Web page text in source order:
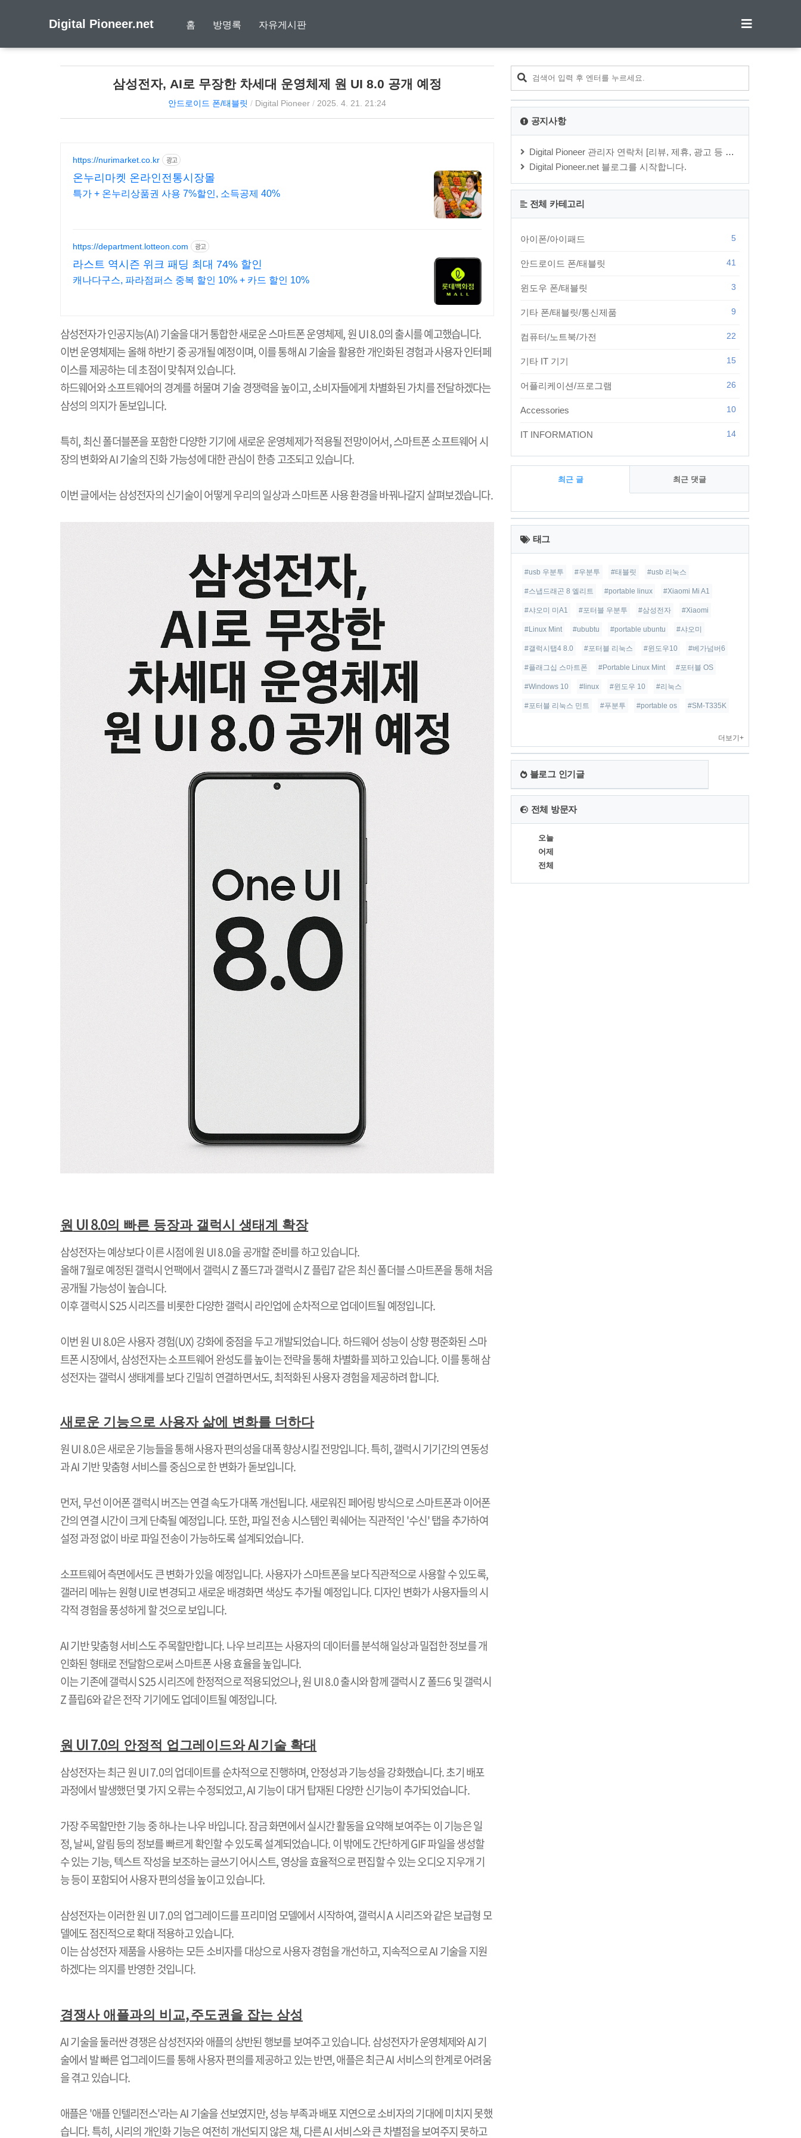
Digital Pioneer.net 홈 방명록 자유게시판
삼성전자, AI로 무장한 차세대 운영체제 원 UI 8.0 공개 예정
안드로이드 폰/태블릿 / Digital Pioneer/ 2025. 4. 21. 21:24
https://nurimarket.co.kr 광고
온누리마켓 온라인전통시장몰
특가 + 온누리상품권 사용 7%할인, 소득공제 40%
https://department.lotteon.com 광고
라스트 역시즌 위크 패딩 최대 74% 할인
캐나다구스, 파라점퍼스 중복 할인 10% + 카드 할인 10%
삼성전자가 인공지능(AI)기술을 대거 통합한 새로운 스마트폰 운영체제,원UI 8.0의 출시를 예고했습니다.
이번 운영체제는 올해 하반기 중 공개될 예정이며,이를 통해AI기술을 활용한 개인화된 경험과 사용자 인터페
이스를 제공하는 데 초점이 맞춰져 있습니다.
하드웨어와 소프트웨어의 경계를 허물며 기술 경쟁력을 높이고,소비자들에게 차별화된 가치를 전달하겠다는
삼성의 의지가 돋보입니다.
특히,최신 폴더블폰을 포함한 다양한 기기에 새로운 운영체제가 적용될 전망이어서,스마트폰 소프트웨어 시
장의 변화와AI기술의 진화 가능성에 대한 관심이 한층 고조되고 있습니다.
이번 글에서는 삼성전자의 신기술이 어떻게 우리의 일상과 스마트폰 사용 환경을 바꿔나갈지 살펴보겠습니다.
원 UI 8.0의 빠른 등장과 갤럭시 생태계 확장
삼성전자는 예상보다 이른 시점에 원 UI 8.0을 공개할 준비를 하고 있습니다.
올해7월로 예정된 갤럭시 언팩에서 갤럭시 Z폴드7과 갤럭시Z플립7같은 최신 폴더블 스마트폰을 통해 처음
공개될 가능성이 높습니다.
이후 갤럭시S25시리즈를 비롯한 다양한 갤럭시 라인업에 순차적으로 업데이트될 예정입니다.
이번 원 UI 8.0은 사용자 경험(UX)강화에 중점을 두고 개발되었습니다.하드웨어 성능이 상향 평준화된 스마
트폰 시장에서,삼성전자는 소프트웨어 완성도를 높이는 전략을 통해 차별화를 꾀하고 있습니다.이를 통해 삼
성전자는 갤럭시 생태계를 보다 긴밀히 연결하면서도,최적화된 사용자 경험을 제공하려 합니다.
새로운 기능으로 사용자 삶에 변화를 더하다
원UI 8.0은 새로운 기능들을 통해 사용자 편의성을 대폭 향상시킬 전망입니다.특히,갤럭시 기기간의 연동성
과AI기반 맞춤형 서비스를 중심으로 한 변화가 돋보입니다.
먼저,무선 이어폰 갤럭시 버즈는 연결 속도가 대폭 개선됩니다.새로워진 페어링 방식으로 스마트폰과 이어폰
간의 연결 시간이 크게 단축될 예정입니다.또한,파일 전송 시스템인 퀵쉐어는 직관적인 '수신'탭을 추가하여
설정 과정 없이 바로 파일 전송이 가능하도록 설계되었습니다.
소프트웨어 측면에서도 큰 변화가 있을 예정입니다.사용자가 스마트폰을 보다 직관적으로 사용할 수 있도록,
갤러리 메뉴는 원형UI로 변경되고 새로운 배경화면 색상도 추가될 예정입니다. 디자인 변화가 사용자들의 시
각적 경험을 풍성하게 할 것으로 보입니다.
AI기반 맞춤형 서비스도 주목할만합니다.나우 브리프는 사용자의 데이터를 분석해 일상과 밀접한 정보를 개
인화된 형태로 전달함으로써 스마트폰 사용 효율을 높입니다.
이는 기존에 갤럭시S25시리즈에 한정적으로 적용되었으나,원 UI 8.0출시와 함께 갤럭시Z폴드6및 갤럭시
Z플립6와 같은 전작 기기에도 업데이트될 예정입니다.
원 UI 7.0의 안정적 업그레이드와AI기술 확대
삼성전자는 최근 원UI 7.0의 업데이트를 순차적으로 진행하며,안정성과 기능성을 강화했습니다.초기 배포
과정에서 발생했던 몇 가지 오류는 수정되었고, AI기능이 대거 탑재된 다양한 신기능이 추가되었습니다.
가장 주목할만한 기능 중 하나는 나우 바입니다.잠금 화면에서 실시간 활동을 요약해 보여주는 이 기능은 일
정,날씨,알림 등의 정보를 빠르게 확인할 수 있도록 설계되었습니다.이 밖에도 간단하게GIF파일을 생성할
수 있는 기능,텍스트 작성을 보조하는 글쓰기 어시스트,영상을 효율적으로 편집할 수 있는 오디오 지우개 기
능 등이 포함되어 사용자 편의성을 높이고 있습니다.
삼성전자는 이러한 원 UI 7.0의 업그레이드를 프리미엄 모델에서 시작하여,갤럭시A시리즈와 같은 보급형 모
델에도 점진적으로 확대 적용하고 있습니다.
이는 삼성전자 제품을 사용하는 모든 소비자를 대상으로 사용자 경험을 개선하고,지속적으로AI기술을 지원
하겠다는 의지를 반영한 것입니다.
경쟁사 애플과의 비교,주도권을 잡는 삼성
AI기술을 둘러싼 경쟁은 삼성전자와 애플의 상반된 행보를 보여주고 있습니다.삼성전자가 운영체제와AI기
술에서 발 빠른 업그레이드를 통해 사용자 편의를 제공하고 있는 반면,애플은 최근AI서비스의 한계로 어려움
을 겪고 있습니다.
애플은'애플 인텔리전스'라는AI기술을 선보였지만,성능 부족과 배포 지연으로 소비자의 기대에 미치지 못했
습니다.특히,시리의 개인화 기능은 여전히 개선되지 않은 채,다른AI서비스와 큰 차별점을 보여주지 못하고
공지사항
Digital Pioneer 관리자 연락처 [리뷰, 제휴, 광고 등 문의⋯
Digital Pioneer.net 블로그를 시작합니다.
전체 카테고리
아이폰/아이패드 5
안드로이드 폰/태블릿 41
윈도우 폰/태블릿 3
기타 폰/태블릿/통신제품 9
컴퓨터/노트북/가전 22
기타 IT 기기 15
어플리케이션/프로그램 26
Accessories 10
IT INFORMATION 14
최근 글 최근 댓글
최
근
글 태그
#usb 우분투 #우분투 #태블릿 #usb 리눅스
#스냅드래곤 8 엘리트 #portable linux #Xiaomi Mi A1
#샤오미 미A1 #포터블 우분투 #삼성전자 #Xiaomi
#Linux Mint #ububtu #portable ubuntu #샤오미
#갤럭시탭4 8.0 #포터블 리눅스 #윈도우10 #베가넘버6
#플래그십 스마트폰 #Portable Linux Mint #포터블 OS
#Windows 10 #linux #윈도우 10 #리눅스
#포터블 리눅스 민트 #푸분투 #portable os #SM-T335K
더보기+
블로그 인기글
전체 방문자
오늘
어제
전체